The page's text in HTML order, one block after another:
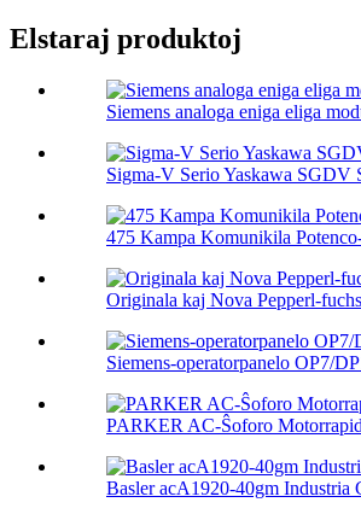
Elstaraj produktoj
Siemens analoga eniga eliga
Sigma-V Serio Yaskawa
475 Kampa Komunikila
Originala kaj Nova Pepperl-
Siemens-operatorpanelo OP7/
PARKER AC-Ŝoforo
Basler acA1920-40gm Industria